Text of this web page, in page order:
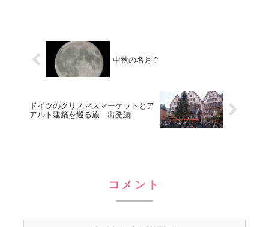
中秋の名月？
ドイツのクリスマスマーケットとア
アルト建築を巡る旅 出発編
コメント